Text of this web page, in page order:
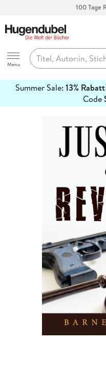
Abholung
Hugendubel
Menu
Summer Sale: 13% Rabatt
Code
erfahren